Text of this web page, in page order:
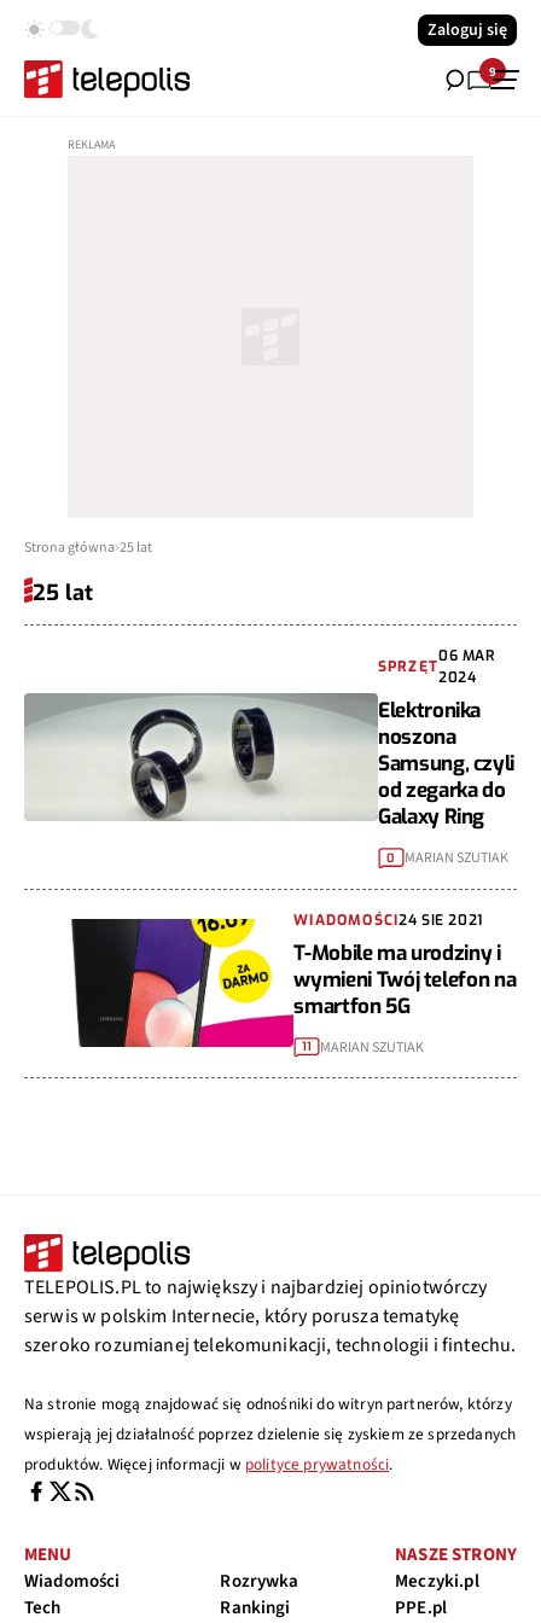
Zaloguj się
9
Strona główna 25 lat
25 lat
SPRZĘT
06 MAR
2024
Elektronika
noszona
Samsung, czyli
od zegarka do
Galaxy Ring
0 MARIAN SZUTIAK
WIADOMOŚCI24 SIE 2021
T-Mobile ma urodziny i
wymieni Twój telefon na
smartfon 5G
11 MARIAN SZUTIAK
TELEPOLIS.PL to największy i najbardziej opiniotwórczy
serwis w polskim Internecie, który porusza tematykę
szeroko rozumianej telekomunikacji, technologii i fintechu.
Na stronie mogą znajdować się odnośniki do witryn partnerów, którzy
wspierają jej działalność poprzez dzielenie się zyskiem ze sprzedanych
produktów. Więcej informacji w polityce prywatności.
MENU
Wiadomości
Tech
Rozrywka
Rankingi
NASZE STRONY
Meczyki.pl
PPE.pl